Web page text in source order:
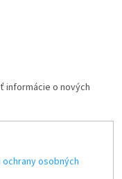
informácie o nových
osobných